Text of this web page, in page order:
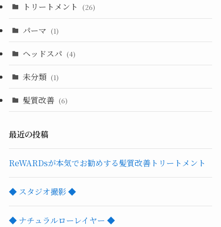
トリートメント (26)
パーマ (1)
ヘッドスパ (4)
未分類 (1)
髪質改善 (6)
最近の投稿
ReWARDsが本気でお勧めする髪質改善トリートメント
◆ スタジオ撮影 ◆
◆ ナチュラルローレイヤー ◆